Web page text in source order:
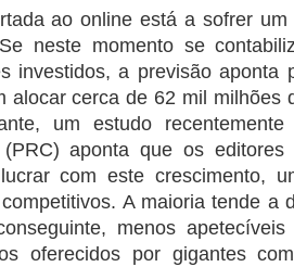
ao online está a sofrer
neste momento se
investidos, a previsão aponta
alocar cerca de 62 mil milhões
um estudo
(PRC) aponta que os
com este crescimento,
A maioria tende a
menos
oferecidos por gigantes